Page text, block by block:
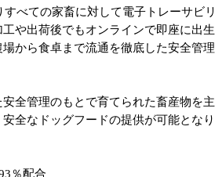
べての家畜に対して電子トレーサビリ
や出荷後でもオンラインで即座に出生
から食卓まで流通を徹底した安全管理
全管理のもとで育てられた畜産物を主
全なドッグフードの提供が可能となり
％配合